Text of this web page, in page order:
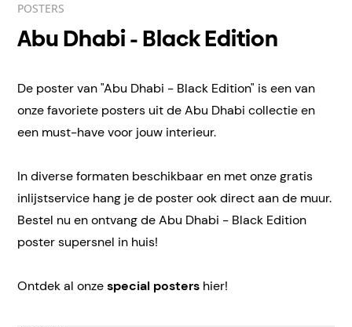
POSTERS
Abu Dhabi - Black Edition
De poster van "Abu Dhabi - Black Edition" is een van
onze favoriete posters uit de Abu Dhabi collectie en
een must-have voor jouw interieur.
In diverse formaten beschikbaar en met onze gratis
inlijstservice hang je de poster ook direct aan de muur.
Bestel nu en ontvang de Abu Dhabi - Black Edition
poster supersnel in huis!
Ontdek al onzespecial posters hier!